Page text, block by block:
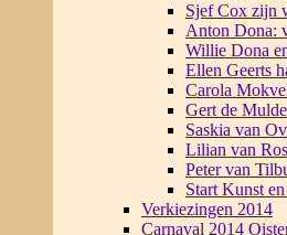
Sjef Cox zijn
Anton Dona:
Willie Dona
Ellen Geerts
Carola
Gert de
Saskia van
Lilian van
Peter van
Start Kunst
Verkiezingen 2014
Carnaval 2014